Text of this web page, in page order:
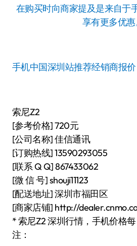
在购买时向商家提及是来自于
享有更多优惠
手机中国深圳站推荐经销商报价
索尼Z2
[参考价格] 720元
[公司名称] 佳信通讯
[订购热线] 13590293055
[联系 Q Q] 867433062
[微 信 号] shouji11123
[配送地址] 深圳市福田区
[商家店铺] http://
* 索尼Z2 深圳行情，手机价格
注：